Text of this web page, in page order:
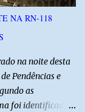
NA RN-118
na noite desta
Pendências e
as
foi identificada